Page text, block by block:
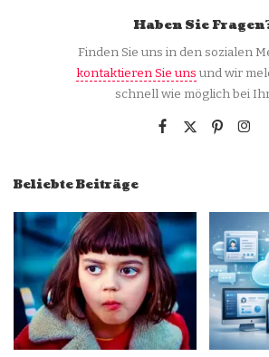
Haben Sie
Finden Sie uns in den sozialen
kontaktieren Sie uns und wir
schnell wie möglich bei
Beliebte Beiträge